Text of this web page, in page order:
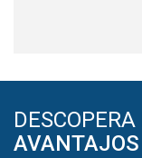
DESCOPERA
AVANTAJOS